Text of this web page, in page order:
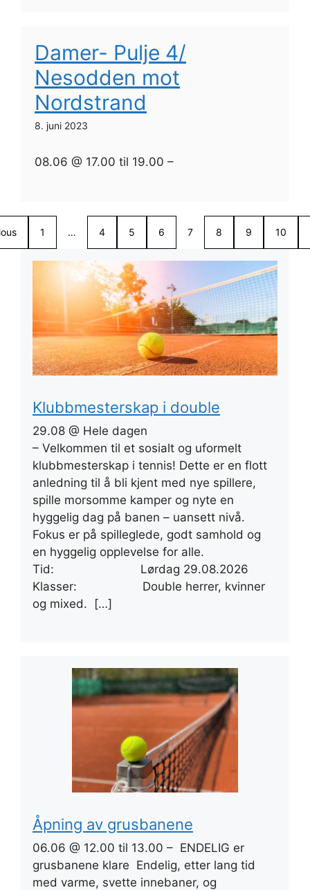
Damer- Pulje 4/
Nesodden mot
Nordstrand
8. juni 2023
08.06 @ 17.00 til 19.00 –
1 … 4 5 6 7 8 9 10
Klubbmesterskap i double
29.08 @ Hele dagen
– Velkommen til et sosialt og uformelt
klubbmesterskap i tennis! Dette er en flott
anledning til å bli kjent med nye spillere,
spille morsomme kamper og nyte en
hyggelig dag på banen – uansett nivå.
Fokus er på spilleglede, godt samhold og
en hyggelig opplevelse for alle.
Tid: Lørdag 29.08.2026
Klasser: Double herrer, kvinner
og mixed. […]
Åpning av grusbanene
06.06 @ 12.00 til 13.00 – ENDELIG er
grusbanene klare Endelig, etter lang tid
med varme, svette innebaner, og